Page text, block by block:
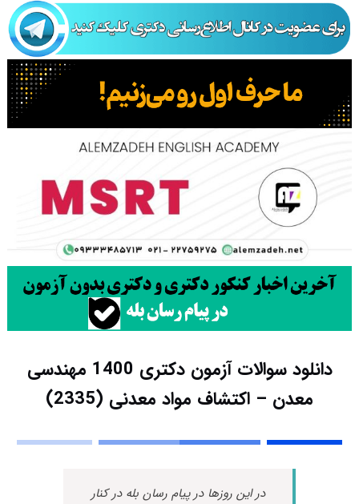
دانلود سوالات آزمون دکتری 1400 مهندسی
معدن – اکتشاف مواد معدنی (2335)
در این روزها در پیام رسان بله در کنار